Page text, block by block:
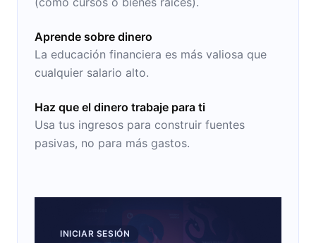
Aprende sobre dinero
La educación financiera es más valiosa que
cualquier salario alto.
Haz que el dinero trabaje para ti
Usa tus ingresos para construir fuentes
pasivas, no para más gastos.
INICIAR SESIÓN